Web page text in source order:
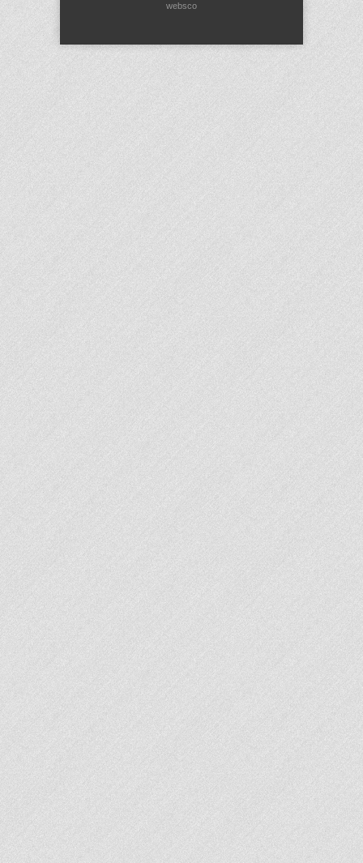
websco